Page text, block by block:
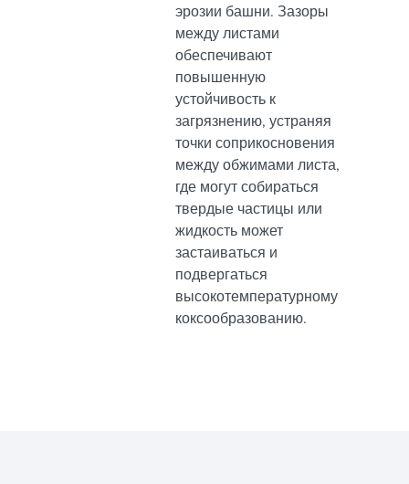
эрозии башни. Зазоры
между листами
обеспечивают
повышенную
устойчивость к
загрязнению, устраняя
точки соприкосновения
между обжимами листа,
где могут собираться
твердые частицы или
жидкость может
застаиваться и
подвергаться
высокотемпературному
коксообразованию.